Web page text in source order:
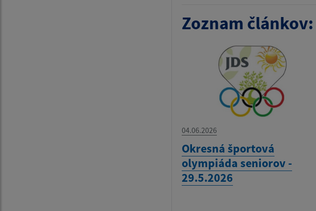
Zoznam článkov:
04.06.2026
Okresná športová
olympiáda seniorov -
29.5.2026